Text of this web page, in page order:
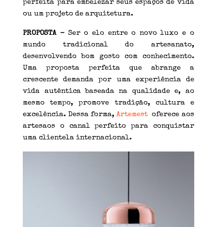
perfeita para embelezar seus espaços de vida
ou um projeto de arquitetura.
PROPOSTA –Ser o elo entre o novo luxo e o
mundo tradicional do artesanato,
desenvolvendo bom gosto com conhecimento.
Uma proposta perfeita que abrange a
crescente demanda por uma experiência de
vida autêntica baseada na qualidade e, ao
mesmo tempo, promove tradição, cultura e
excelência. Dessa forma, Artemest oferece aos
artesaos o canal perfeito para conquistar
uma clientela internacional.